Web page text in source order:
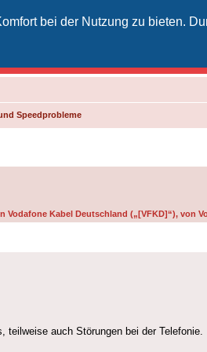
bei der Nutzung zu bieten.
Speedprobleme
Kabel Deutschland („[VFKD]“), von
auch Störungen bei der Telefonie.